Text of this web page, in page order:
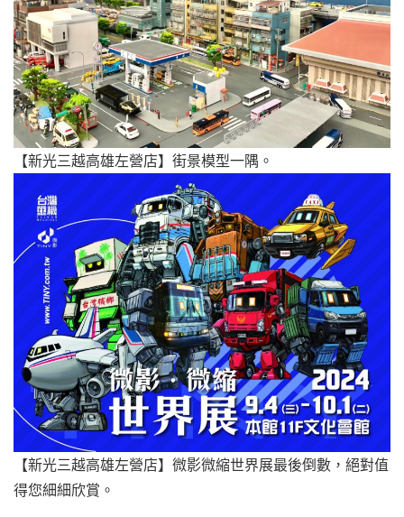
【新光三越高雄左營店】街景模型一隅。
【新光三越高雄左營店】微影微縮世界展最後倒數，絕對值
得您細細欣賞。